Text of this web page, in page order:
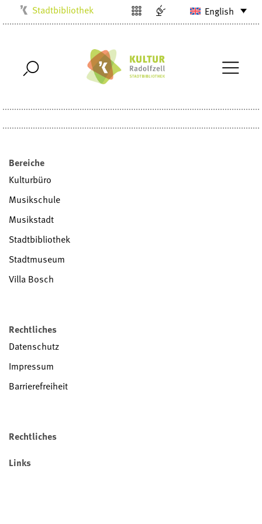
Musikschule
Stadtmuseum
Stadtbibliothek
Villa Bosch
English
Bereiche
Kulturbüro
Musikschule
Musikstadt
Stadtbibliothek
Stadtmuseum
Villa Bosch
Rechtliches
Datenschutz
Impressum
Barrierefreiheit
Rechtliches
Links